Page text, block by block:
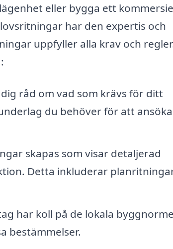
eller bygga ett
har den expertis och
uppfyller alla krav och
råd om vad som krävs för ditt
du behöver för att
skapas som visar detaljerad
Detta inkluderar
har koll på de lokala
bestämmelser.